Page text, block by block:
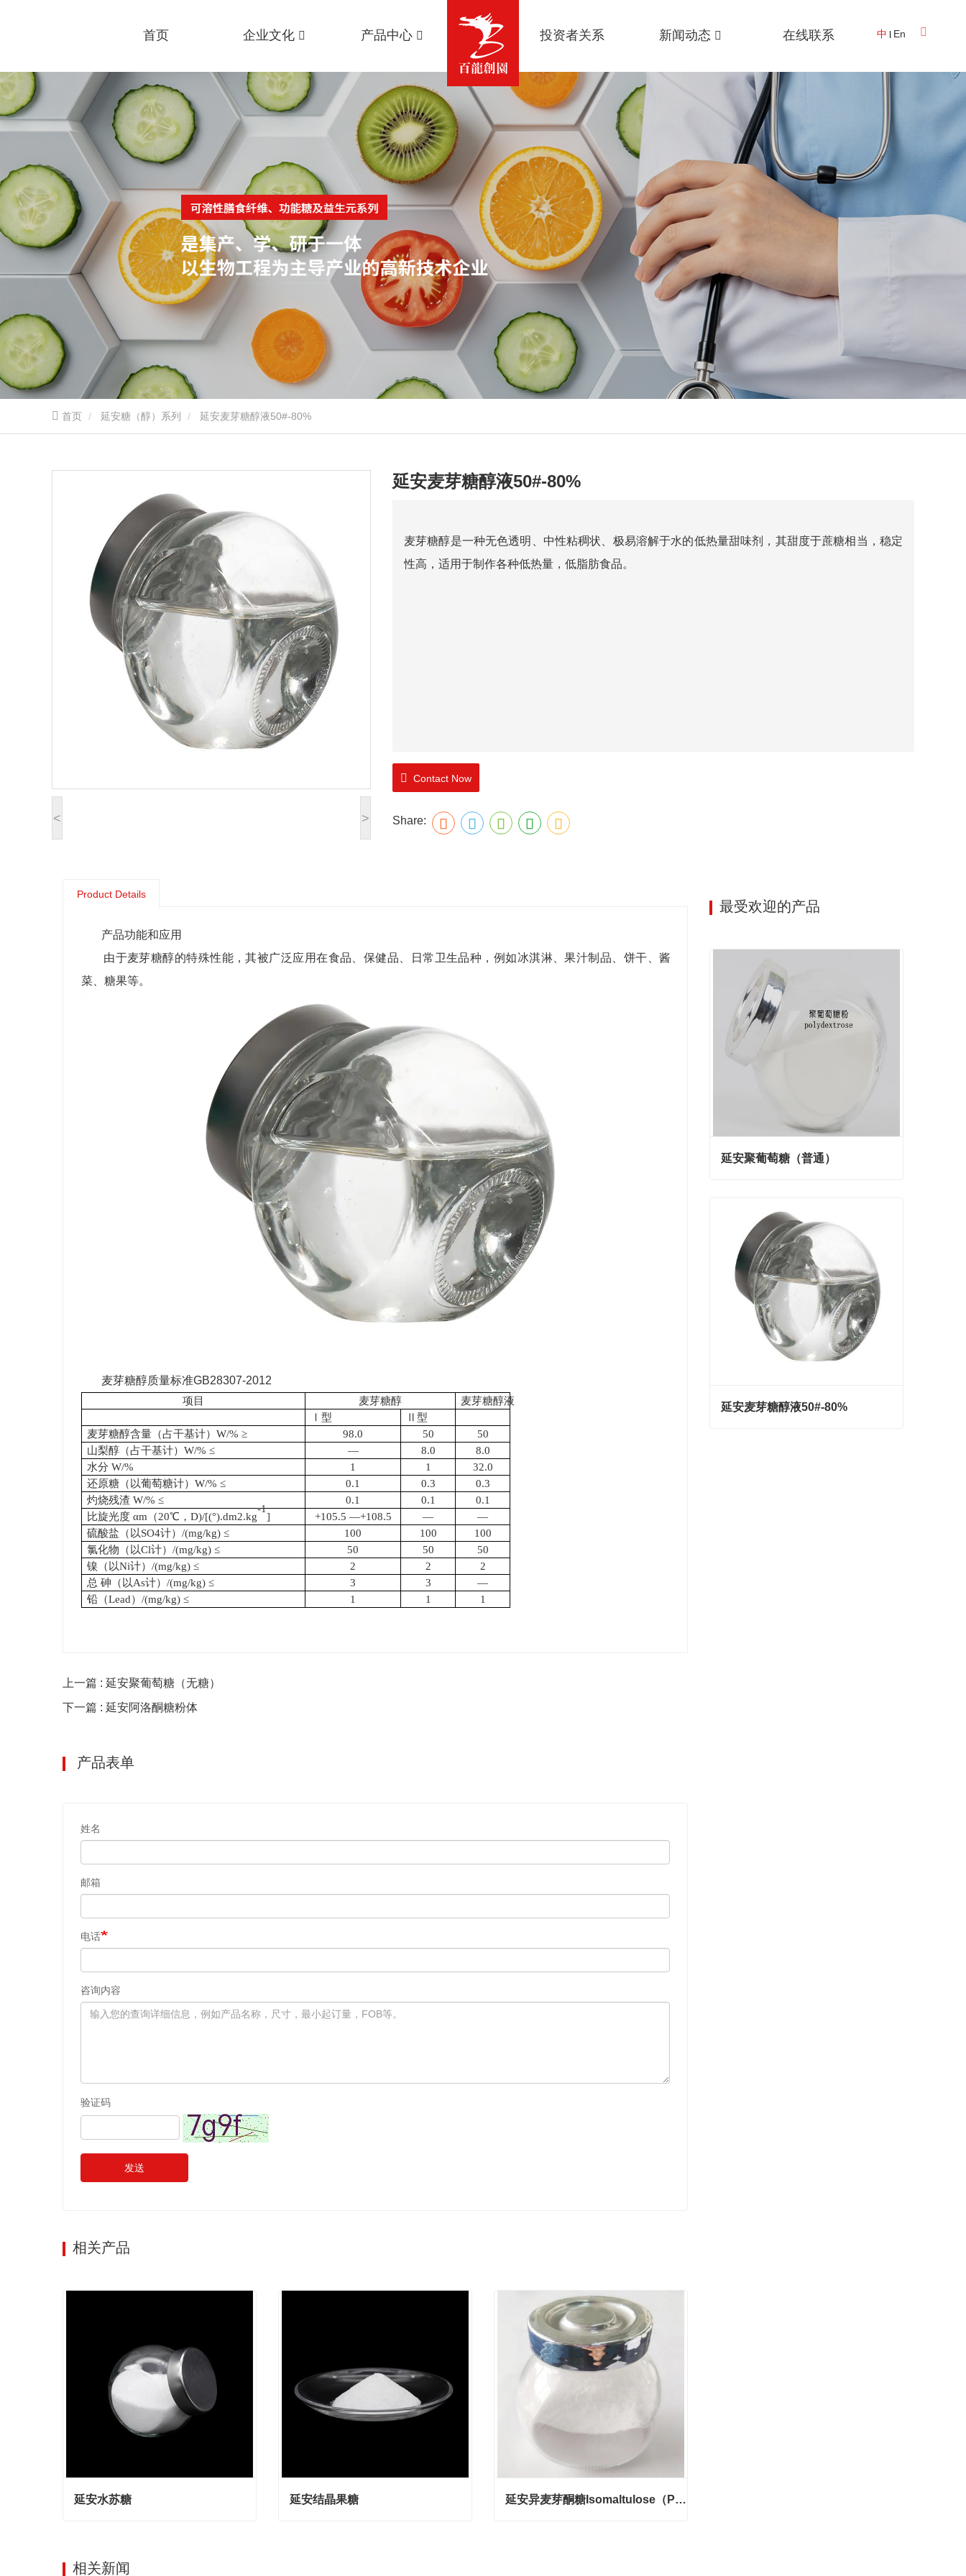
首页 企业文化 产品中心 投资者关系 新闻动态 在线联系 中 En
首页 延安糖（醇）系列 延安麦芽糖醇液50#-80%
< >
延安麦芽糖醇液50#-80%
麦芽糖醇是一种无色透明、中性粘稠状、极易溶解于水的低热量甜味剂，其甜度于蔗糖相当，稳定
性高，适用于制作各种低热量，低脂肪食品。
Contact Now
Share:
Product Details
产品功能和应用
由于麦芽糖醇的特殊性能，其被广泛应用在食品、保健品、日常卫生品种，例如冰淇淋、果汁制品、饼干、酱
菜、糖果等。
麦芽糖醇质量标准GB28307-2012
项目 麦芽糖醇
麦芽糖醇液
Ⅰ型
Ⅱ型
麦芽糖醇含量（占干基计）W/% ≥
98.0 50
50
山梨醇（占干基计）W/% ≤
— 8.0
8.0
水分 W/%
1 1
32.0
还原糖（以葡萄糖计）W/% ≤
0.1 0.3
0.3
灼烧残渣 W/% ≤
0.1 0.1
0.1
比旋光度 αm（20℃，D)/[(°).dm2.kg
-1
] +105.5 —+108.5 —
—
硫酸盐（以SO4计）/(mg/kg) ≤
100 100
100
氯化物（以Cl计）/(mg/kg) ≤
50 50
50
镍（以Ni计）/(mg/kg) ≤
2 2
2
总 砷（以As计）/(mg/kg) ≤
3 3
—
铅（Lead）/(mg/kg) ≤
1 1 1
上一篇 : 延安聚葡萄糖（无糖）
下一篇 : 延安阿洛酮糖粉体
产品表单
姓名
邮箱
电话
咨询内容
验证码
发送
相关产品
延安水苏糖 延安结晶果糖 延安异麦芽酮糖Isomaltulose（Palatinose）
相关新闻
最受欢迎的产品
延安聚葡萄糖（普通）
Contact Now
延安麦芽糖醇液50#-80%